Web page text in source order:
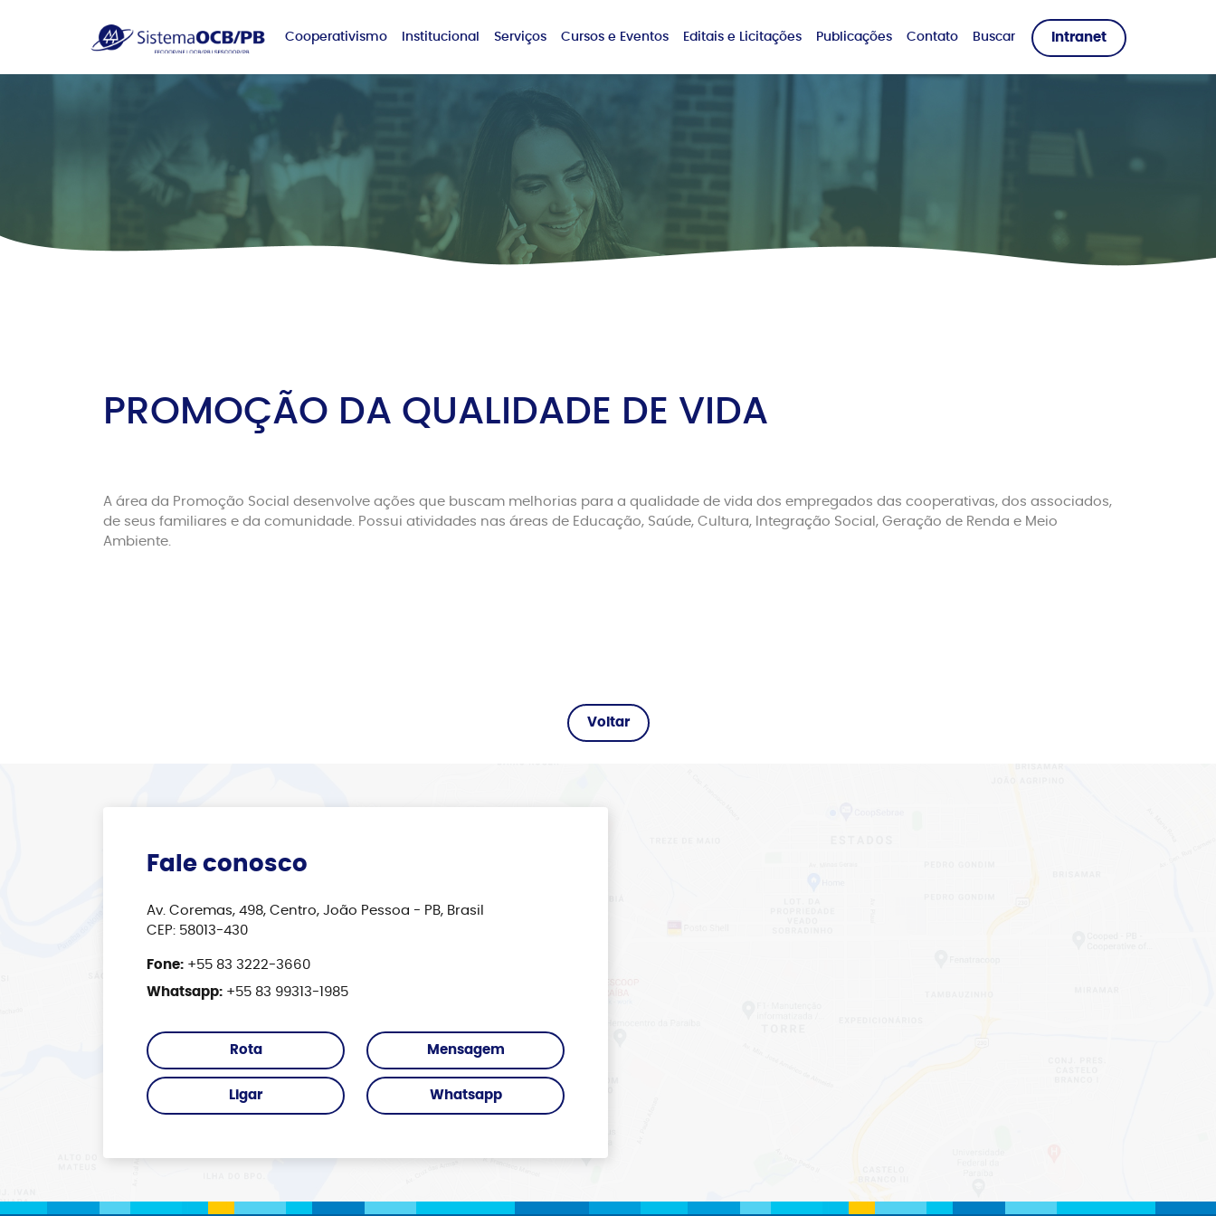
Cooperativismo Institucional Serviços Cursos e Eventos Editais e Licitações Publicações Contato Buscar Intranet
PROMOÇÃO DA QUALIDADE DE VIDA
A área da Promoção Social desenvolve ações que buscam melhorias para a qualidade de vida dos empregados das cooperativas, dos associados,
de seus familiares e da comunidade. Possui atividades nas áreas de Educação, Saúde, Cultura, Integração Social, Geração de Renda e Meio
Ambiente.
Fale conosco
Av. Coremas, 498, Centro, João Pessoa - PB, Brasil
CEP: 58013-430
Fone: +55 83 3222-3660
Whatsapp: +55 83 99313-1985
Rota Mensagem
Ligar Whatsapp